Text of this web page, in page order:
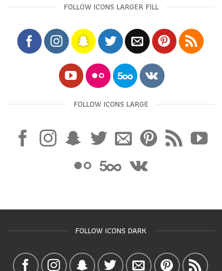
FOLLOW ICONS LARGER FILL
FOLLOW ICONS LARGE
FOLLOW ICONS DARK